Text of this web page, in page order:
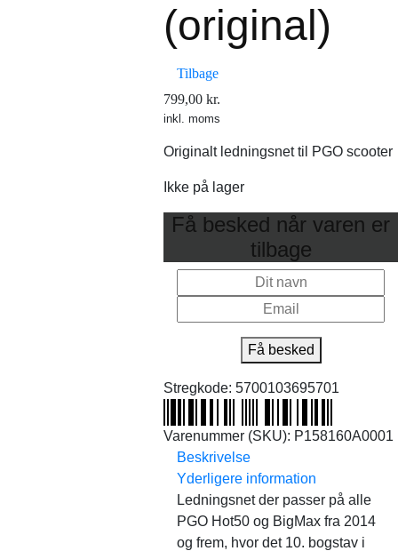
(original)
Tilbage
799,00 kr.
inkl. moms
Originalt ledningsnet til PGO scooter
Ikke på lager
Få besked når varen er
tilbage
Få besked
Stregkode: 5700103695701
Varenummer (SKU): P158160A0001
Beskrivelse
Yderligere information
Ledningsnet der passer på alle
PGO Hot50 og BigMax fra 2014
og frem, hvor det 10. bogstav i